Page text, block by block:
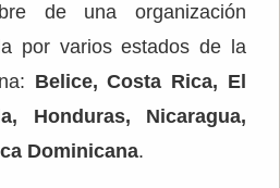
de una organización
por varios estados de la
Belice, Costa Rica, El
Honduras, Nicaragua,
Dominicana.